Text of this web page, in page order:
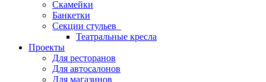
Скамейки
Банкетки
Секции стульев
Театральные кресла
Проекты
Для ресторанов
Для автосалонов
Для магазинов